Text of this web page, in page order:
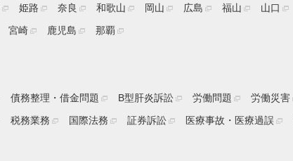
姫路 奈良 和歌山 岡山 広島 福山 山口
宮崎 鹿児島 那覇
債務整理・借金問題 B型肝炎訴訟 労働問題 労働災害
税務業務 国際法務 証券訴訟 医療事故・医療過誤